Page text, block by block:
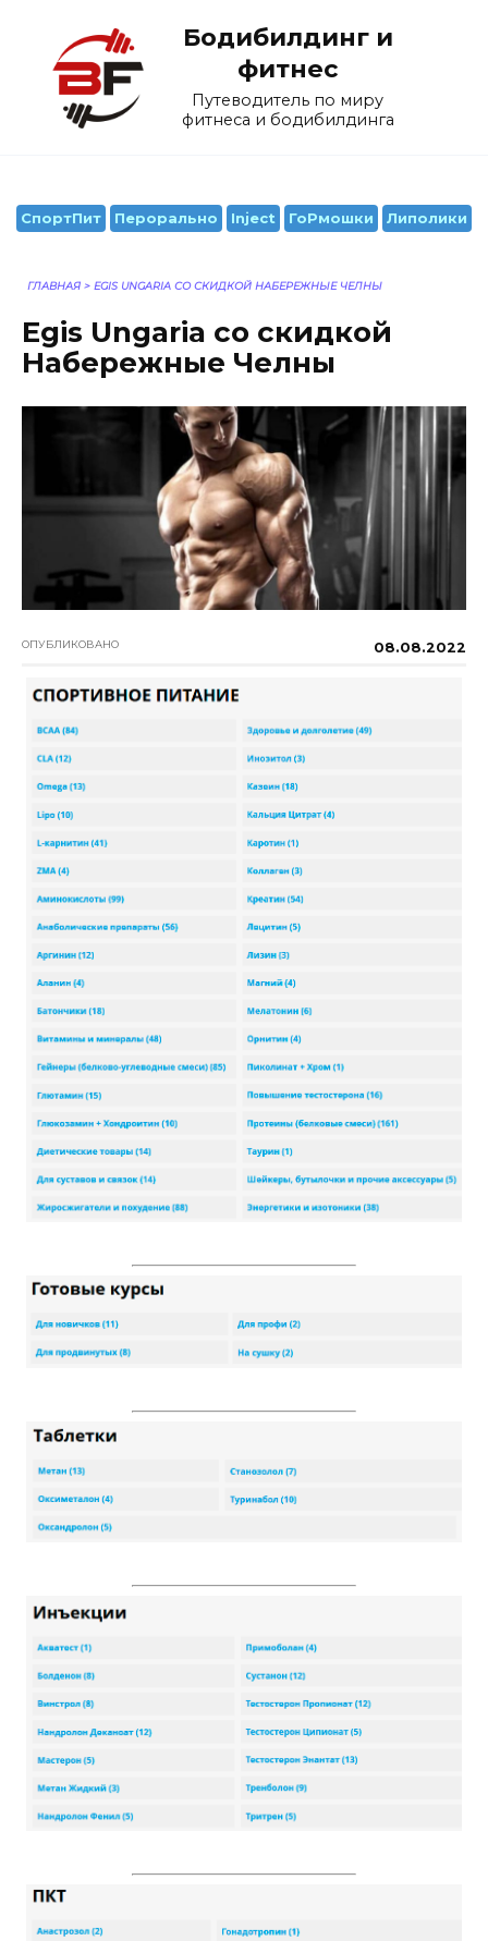
содержанию
Бодибилдинг и
фитнес
Путеводитель по миру
фитнеса и бодибилдинга
СпортПит Перорально Inject ГоРмошки Липолики
ГЛАВНАЯ > EGIS UNGARIA СО СКИДКОЙ НАБЕРЕЖНЫЕ ЧЕЛНЫ
Egis Ungaria со скидкой
Набережные Челны
ОПУБЛИКОВАНО 08.08.2022